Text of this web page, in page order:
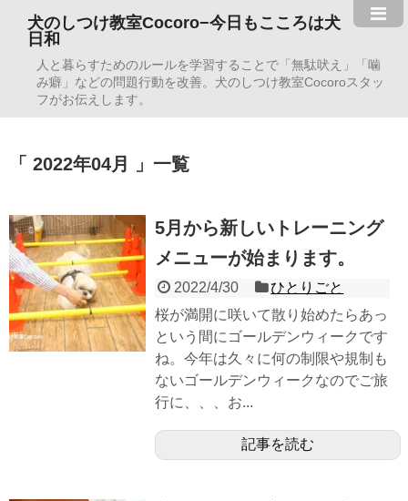
犬のしつけ教室Cocoro−今日もこころは犬
日和
人と暮らすためのルールを学習することで「無駄吠え」「噛
み癖」などの問題行動を改善。犬のしつけ教室Cocoroスタッ
フがお伝えします。
2022年04月 一覧
5月から新しいトレーニング
メニューが始まります。
2022/4/30
ひとりごと
桜が満開に咲いて散り始めたらあっ
という間にゴールデンウィークです
ね。今年は久々に何の制限や規制も
ないゴールデンウィークなのでご旅
行に、、、お...
記事を読む